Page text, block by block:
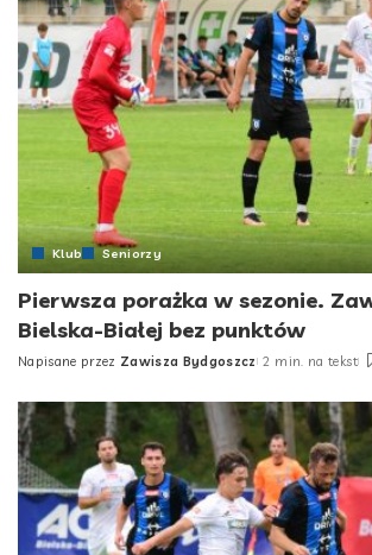
Klub Seniorzy
Pierwsza porażka w sezonie.
Bielska-Białej bez punktów
Posted
Napisane przez Zawisza Bydgoszcz 2 min. na tekst